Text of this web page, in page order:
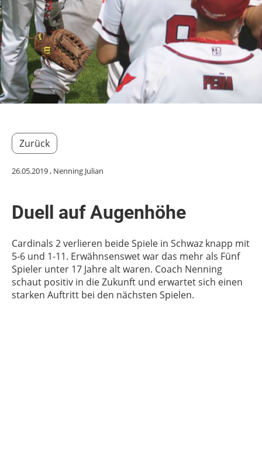
Zurück
26.05.2019, Nenning Julian
Duell auf Augenhöhe
Cardinals 2 verlieren beide Spiele in Schwaz knapp mit
5-6 und 1-11. Erwähnsenswet war das mehr als Fünf
Spieler unter 17 Jahre alt waren. Coach Nenning
schaut positiv in die Zukunft und erwartet sich einen
starken Auftritt bei den nächsten Spielen.